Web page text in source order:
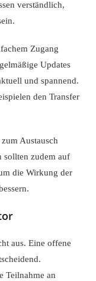
verständlich,
Zugang
Updates
und spannend.
den Transfer
Austausch
sollten zudem auf
die Wirkung der
aus. Eine offene
Teilnahme an